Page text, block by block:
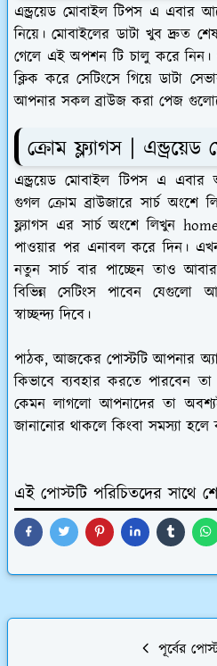
এন্ড্রয়েড মোবাইল টিপস এ এবার
নিয়ে। মোবাইলের ডাটা খুব দ্রুত
গেলে এই অপশন টি চালু করে নিন।
ক্লিক করে সেটিংসে গিয়ে ডাটা
আপনার সকল ব্রাউজ করা পেজ
ক্রোম ফ্ল্যাগস |
এন্ড্রয়েড মোবাইল টিপস এ এবার
গুগল ক্রোম ব্রাউজারে সার্চ
ফ্ল্যাগস এর সার্চ অংশে লিখুন
পাওয়ার পর এনাবল করে দিন।
নতুন সার্চ বার পাচ্ছেন তাও
বিভিন্ন সেটিংস পাবেন
স্বাচ্ছন্দ্য দিবে।
পাঠক, আজকের পোস্টটি আপনার
কিভাবে ব্যবহার করতে পারবেন
কেমন লাগলো আপনাদের তা
জানানোর থাকলে কিংবা সমস্যা
এই পোস্টটি পরিচিতদের সাথে
পূর্বের